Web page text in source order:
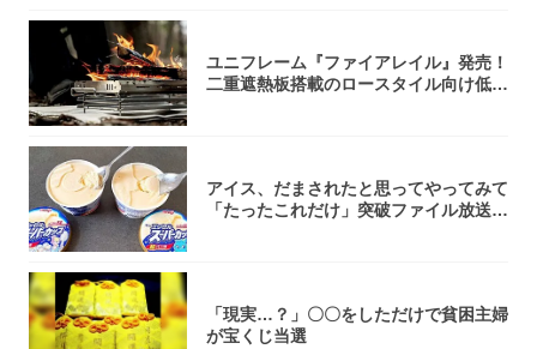
ユニフレーム『ファイアレイル』発売！
二重遮熱板搭載のロースタイル向け低型
アイス、だまされたと思ってやってみて
「たったこれだけ」突破ファイル放送で
「現実…？」〇〇をしただけで貧困主婦
が宝くじ当選